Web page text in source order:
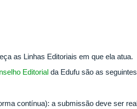
as Linhas Editoriais em que ela atua.
Editorial da Edufu são as
contínua): a submissão deve ser